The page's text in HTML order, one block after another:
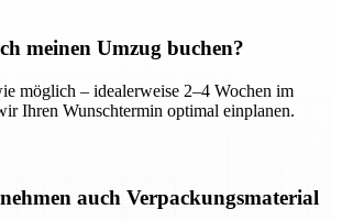
meinen Umzug buchen?
möglich – idealerweise 2–4 Wochen im
Ihren Wunschtermin optimal einplanen.
auch Verpackungsmaterial